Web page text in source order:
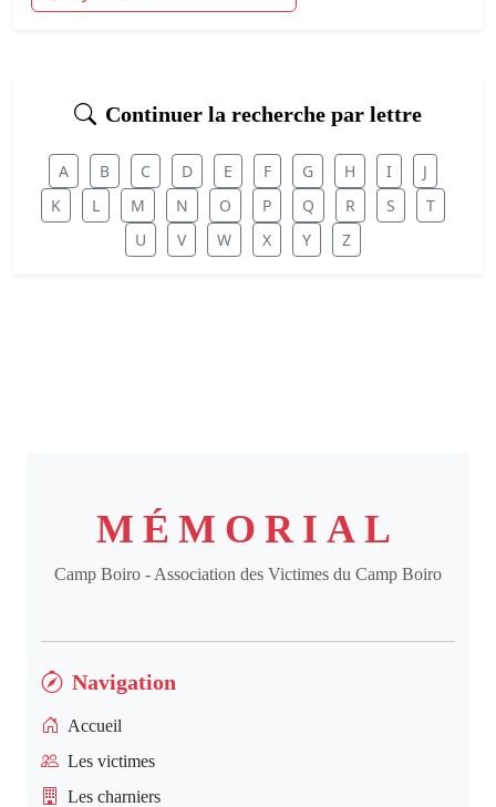
Continuer la recherche par lettre
A B C D E F G H I
J
K
L M N O P Q R S
T
U
V W X Y Z
MÉMORIAL
Camp Boiro - Association des Victimes du Camp Boiro
Navigation
Accueil
Les victimes
Les charniers